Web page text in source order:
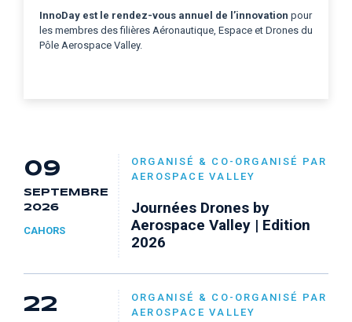
InnoDay est le rendez-vous annuel de l’innovation pour
les membres des filières Aéronautique, Espace et Drones du
Pôle Aerospace Valley.
09
SEPTEMBRE
2026
CAHORS
ORGANISÉ & CO-ORGANISÉ PAR
AEROSPACE VALLEY
Journées Drones by
Aerospace Valley | Edition
2026
22
ORGANISÉ & CO-ORGANISÉ PAR
AEROSPACE VALLEY